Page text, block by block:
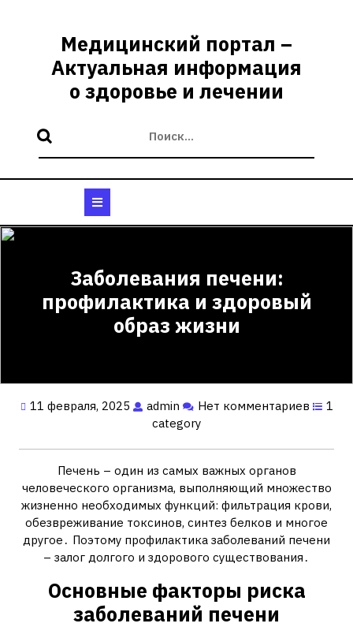
содержимомуМедицинский портал –
Актуальная информация
о здоровье и лечении
Заболевания печени:
профилактика и здоровый
образ жизни
11 февраля, 2025 admin Нет комментариев
1
category
Печень – один из самых важных органов
человеческого организма, выполняющий множество
жизненно необходимых функций: фильтрация крови,
обезвреживание токсинов, синтез белков и многое
другое․ Поэтому профилактика заболеваний печени
– залог долгого и здорового существования․
Основные факторы риска
заболеваний печени